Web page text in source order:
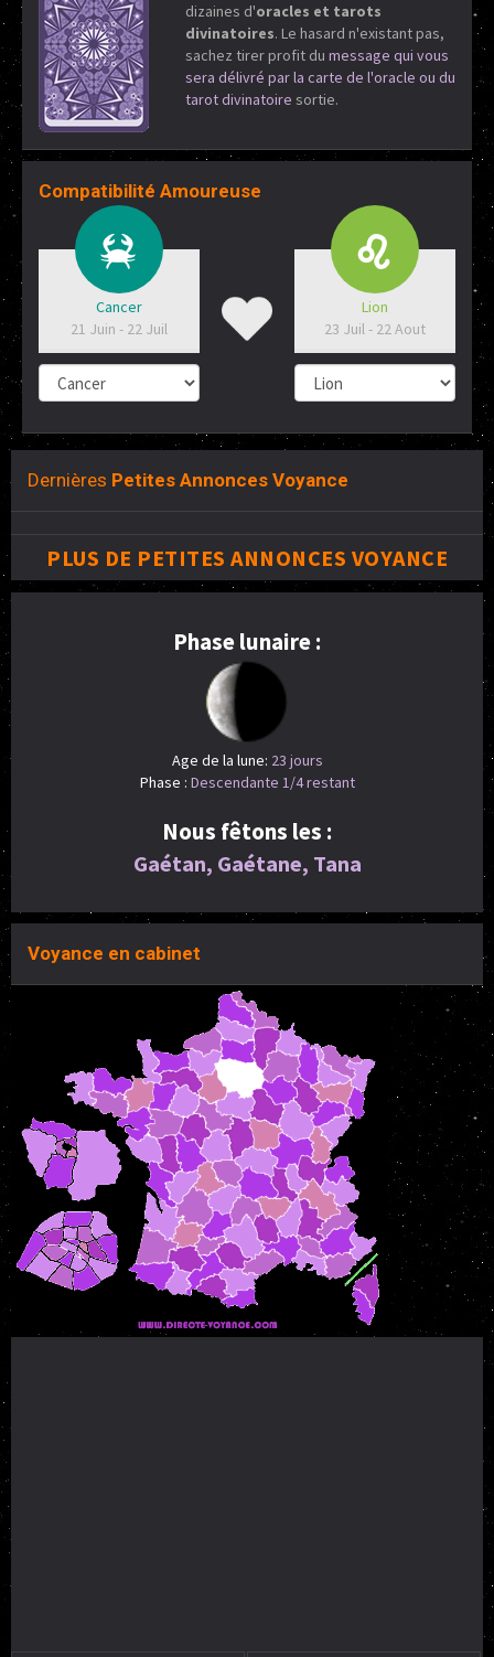
dizaines d'oracles et tarots
divinatoires. Le hasard n'existant pas,
sachez tirer profit du message qui vous
sera délivré par la carte de l'oracle ou du
tarot divinatoire sortie.
Compatibilité Amoureuse
Cancer
21 Juin - 22 Juil
Lion
23 Juil - 22 Aout
Dernières Petites Annonces Voyance
PLUS DE PETITES ANNONCES VOYANCE
Phase lunaire :
Age de la lune: 23 jours
Phase : Descendante 1/4 restant
Nous fêtons les :
Gaétan, Gaétane, Tana
Voyance en cabinet